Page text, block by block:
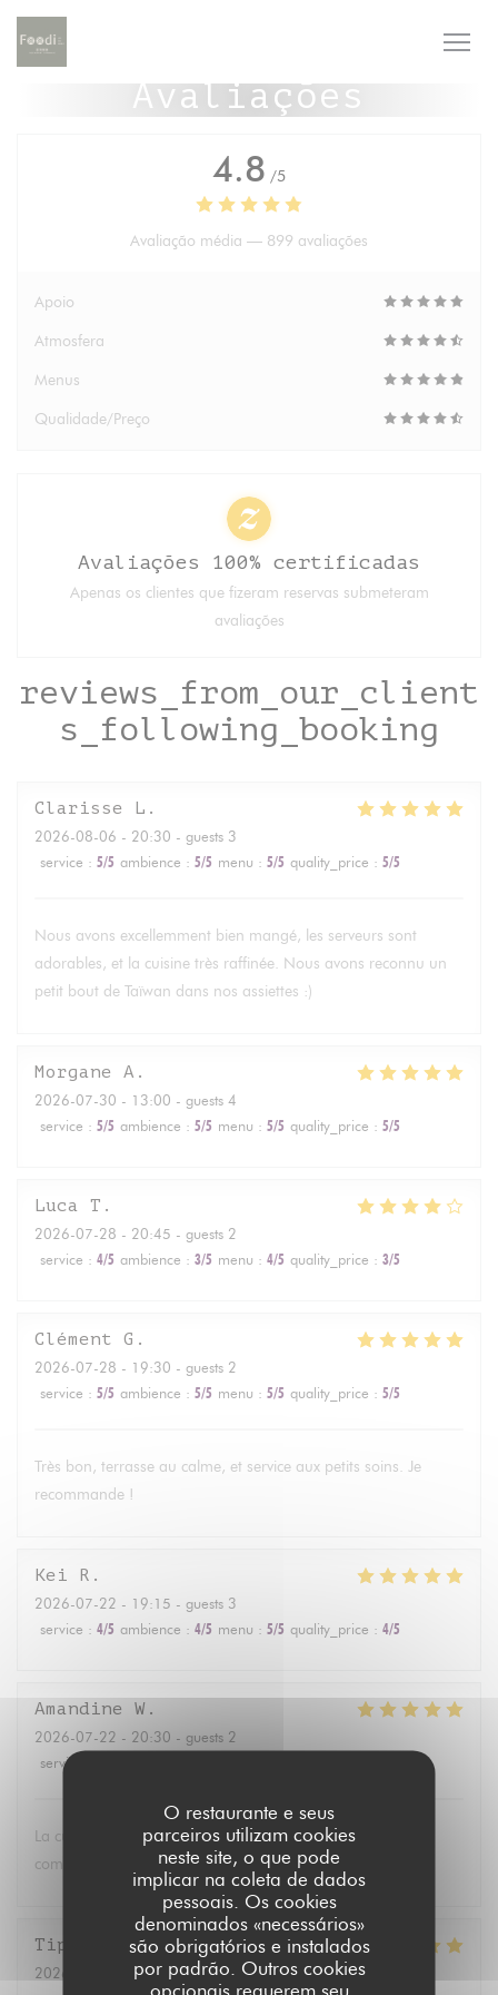
Painel de Gerenciamento de Cookies
O restaurante e seus
parceiros utilizam cookies
neste site, o que pode
implicar na coleta de dados
pessoais. Os cookies
denominados «necessários»
são obrigatórios e instalados
por padrão. Outros cookies
opcionais requerem seu
Avaliações
reviews_from_our_client
s_following_booking
Clarisse L
2026-08-06 - 20:30 - guests 3
service : 5/5 ambience : 5/5 menu : 5/5 quality_price : 5/5
Nous avons excellemment bien mangé, les serveurs sont
adorables, et la cuisine très raffinée. Nous avons reconnu un
petit bout de Taïwan dans nos assiettes :)
Morgane A
2026-07-30 - 13:00 - guests 4
service : 5/5 ambience : 5/5 menu : 5/5 quality_price : 5/5
Luca T
2026-07-28 - 20:45 - guests 2
service : 4/5 ambience : 3/5 menu : 4/5 quality_price : 3/5
Clément G
2026-07-28 - 19:30 - guests 2
service : 5/5 ambience : 5/5 menu : 5/5 quality_price : 5/5
Très bon, terrasse au calme, et service aux petits soins. Je
recommande !
Kei R
2026-07-22 - 19:15 - guests 3
service : 4/5 ambience : 4/5 menu : 5/5 quality_price : 4/5
Amandine W
2026-07-22 - 20:30 - guests 2
service
La cuisine est toujours savoureuse. Le service attentionné
comme d’habitude
Tiphaine L
2026-07-21
- 12:30 - guests 10
4.8 /5
Avaliação média — 899 avaliações
Apoio
Atmosfera
Menus
Qualidade/Preço
Avaliações 100% certificadas
Apenas os clientes que fizeram reservas submeteram
avaliações